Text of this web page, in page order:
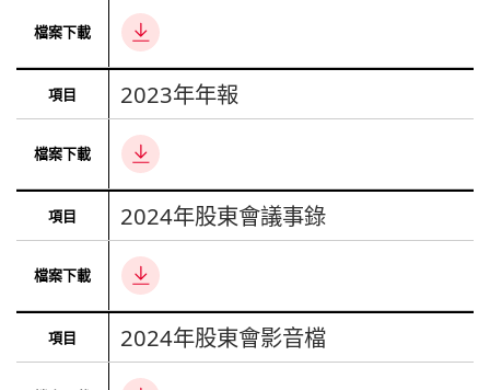
2023年年報
2024年股東會議事錄
2024年股東會影音檔